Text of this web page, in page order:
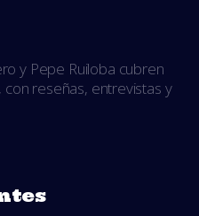
y Pepe Ruiloba cubren
reseñas, entrevistas y